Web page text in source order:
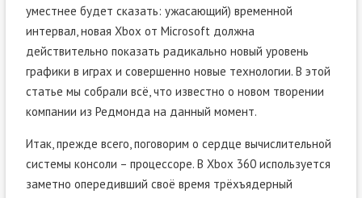
уместнее будет сказать: ужасающий) временной
интервал, новая Xbox от Microsoft должна
действительно показать радикально новый уровень
графики в играх и совершенно новые технологии. В этой
статье мы собрали всё, что известно о новом творении
компании из Редмонда на данный момент.
Итак, прежде всего, поговорим о сердце вычислительной
системы консоли – процессоре. В Xbox 360 используется
заметно опередивший своё время трёхъядерный